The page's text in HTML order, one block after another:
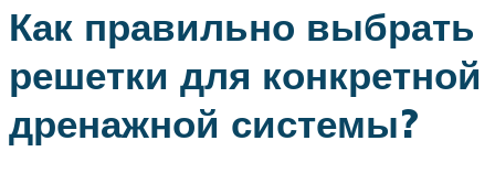
Как правильно выбрать
решетки для конкретной
дренажной системы?